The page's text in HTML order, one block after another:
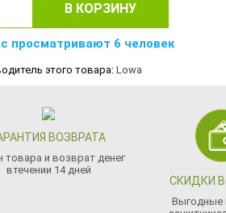
В КОРЗИНУ
просматривают 6 человек
этого товара:Lowa
ВОЗВРАТА
товара и возврат денег
втечении 14 дней
СКИДКИ
Выгодные